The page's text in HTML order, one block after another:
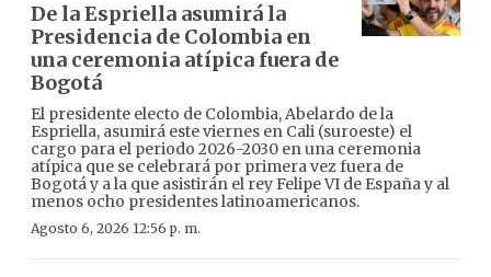
De la Espriella asumirá la
Presidencia de Colombia en
una ceremonia atípica fuera de
Bogotá
El presidente electo de Colombia, Abelardo de la
Espriella, asumirá este viernes en Cali (suroeste) el
cargo para el periodo 2026-2030 en una ceremonia
atípica que se celebrará por primera vez fuera de
Bogotá y a la que asistirán el rey Felipe VI de España y al
menos ocho presidentes latinoamericanos.
Agosto 6, 2026 12:56 p. m.